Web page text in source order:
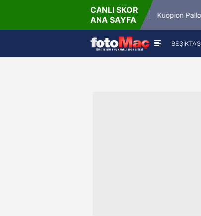
CANLI SKOR
ANA SAYFA
Winner Match 12 Kuopion Palloseura
BEŞİKTAŞ